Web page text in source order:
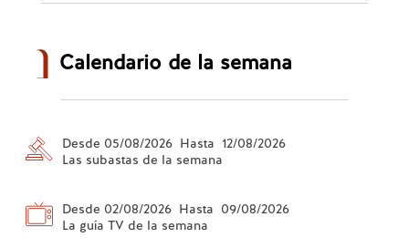
Calendario de la semana
Desde 05/08/2026 Hasta 12/08/2026
Las subastas de la semana
Desde 02/08/2026 Hasta 09/08/2026
La guía TV de la semana